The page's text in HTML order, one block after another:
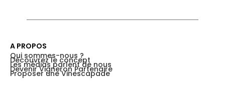
A PROPOS
Qui sommes-nous ?
Découvrez le concept
Les médias parlent de nous
Devenir Vigneron Partenaire
Proposer une Vinescapade